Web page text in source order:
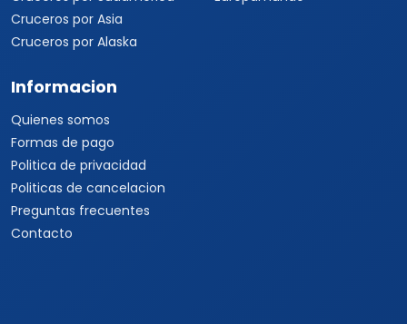
Cruceros por Asia
Cruceros por Alaska
Informacion
Quienes somos
Formas de pago
Politica de privacidad
Politicas de cancelacion
Preguntas frecuentes
Contacto